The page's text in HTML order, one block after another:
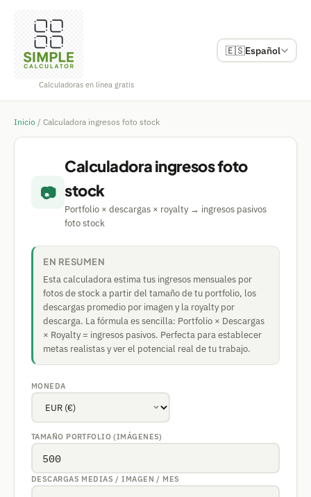
Calculadoras en línea gratis
🇪🇸Español
Inicio / Calculadora ingresos foto stock
📷
Calculadora ingresos foto
stock
Portfolio × descargas × royalty → ingresos pasivos
foto stock
EN RESUMEN
Esta calculadora estima tus ingresos mensuales por
fotos de stock a partir del tamaño de tu portfolio, los
descargas promedio por imagen y la royalty por
descarga. La fórmula es sencilla: Portfolio × Descargas
× Royalty = ingresos pasivos. Perfecta para establecer
metas realistas y ver el potencial real de tu trabajo.
MONEDA
TAMAÑO PORTFOLIO (IMÁGENES)
DESCARGAS MEDIAS / IMAGEN / MES